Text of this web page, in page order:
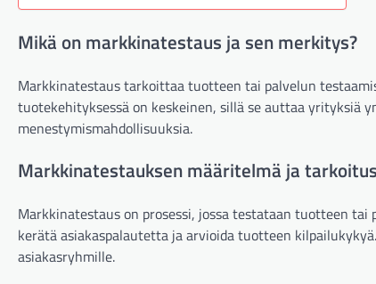
Mikä on markkinatestaus ja sen merkitys?
Markkinatestaus tarkoittaa tuotteen tai palvelun
tuotekehityksessä on keskeinen, sillä se auttaa yrityksiä
menestymismahdollisuuksia.
Markkinatestauksen määritelmä ja tarkoitus
Markkinatestaus on prosessi, jossa testataan tuotteen
kerätä asiakaspalautetta ja arvioida tuotteen
asiakasryhmille.